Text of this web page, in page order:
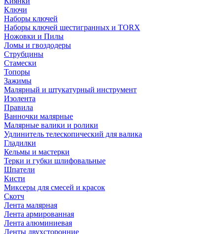
Ключи
Наборы ключей
Наборы ключей шестигранных и TORX
Ножовки и Пилы
Ломы и гвоздодеры
Струбцины
Стамески
Топоры
Зажимы
Малярный и штукатурный инструмент
Изолента
Правила
Ванночки малярные
Малярные валики и ролики
Удлинитель телескопический для валика
Гладилки
Кельмы и мастерки
Терки и губки шлифовальные
Шпатели
Кисти
Миксеры для смесей и красок
Скотч
Лента малярная
Лента армированная
Лента алюминиевая
Ленты двухсторонние